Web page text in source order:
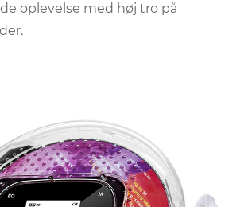
oplevelse med høj tro på